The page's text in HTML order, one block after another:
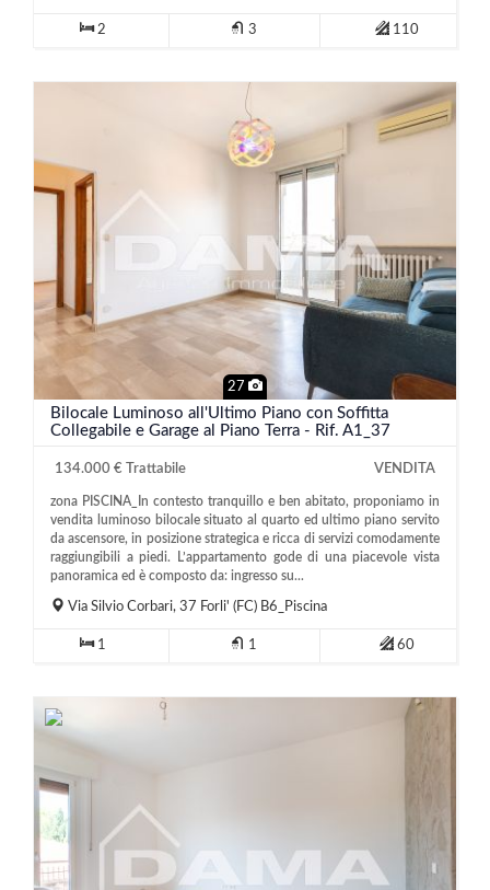
2 3 110
27
Bilocale Luminoso all'Ultimo Piano con Soffitta
Collegabile e Garage al Piano Terra - Rif. A1_37
134.000 € Trattabile VENDITA
zona PISCINA_In contesto tranquillo e ben abitato, proponiamo in
vendita luminoso bilocale situato al quarto ed ultimo piano servito
da ascensore, in posizione strategica e ricca di servizi comodamente
raggiungibili a piedi. L’appartamento gode di una piacevole vista
panoramica ed è composto da: ingresso su...
Via Silvio Corbari, 37 Forli' (FC) B6_Piscina
1 1 60